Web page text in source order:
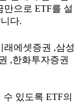
으로 ETF를 설
다.
에셋증권 ,삼성
,한화투자증권
있도록 ETF의